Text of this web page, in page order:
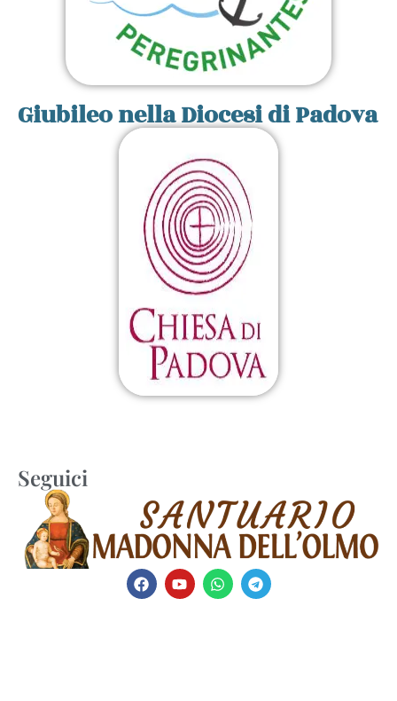
Giubileo nella Diocesi di Padova
Seguici